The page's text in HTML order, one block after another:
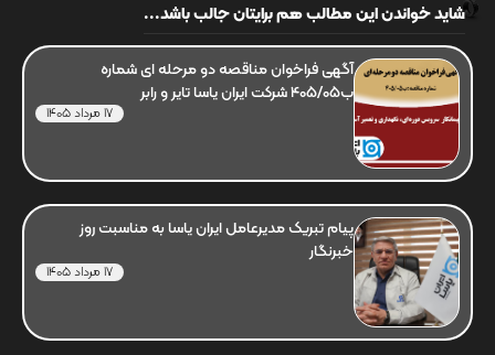
شاید خواندن این مطالب هم برایتان جالب باشد...
آگهی فراخوان مناقصه دو مرحله ای شماره
ب405/05 شرکت ایران یاسا تایر و رابر
17 مرداد 1405
پیام تبریک مدیرعامل ایران یاسا به مناسبت روز
خبرنگار
17 مرداد 1405